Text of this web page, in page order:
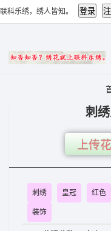
联科乐绣，绣人皆知。
刺
上传
刺绣 皇冠 红色
装饰